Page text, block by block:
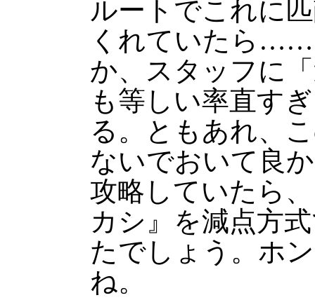
ルートでこれに
くれていたら……
か、スタッフに
も等しい率直す
る。ともあれ、
ないでおいて良
攻略していたら
カシ』を減点方
たでしょう。ホ
ね。